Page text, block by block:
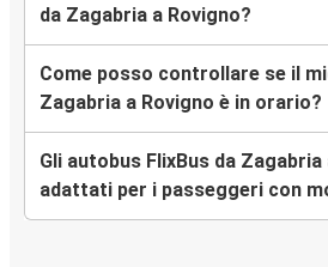
da Zagabria a Rovigno?
Come posso controllare se il
Zagabria a Rovigno è in orario?
Gli autobus FlixBus da
adattati per i passeggeri con